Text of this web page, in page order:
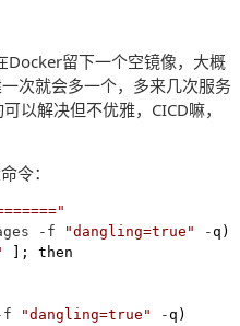
Docker留下一个空镜像，大概
次就会多一个，多来几次服务
以解决但不优雅，CICD嘛，
令：
"
-f "dangling=true " -
]; then
f "dangling=true " -q)